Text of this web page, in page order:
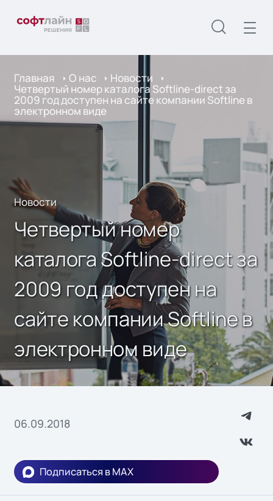
Главная О нас Новости
Четвертый номер каталога Softline-direct за
2009 год доступен на сайте компании Softline в
электронном виде
Новости
Четвертый номер
каталога Softline-direct за
2009 год доступен на
сайте компании Softline в
электронном виде
06.09.2018
Подписаться в MAX